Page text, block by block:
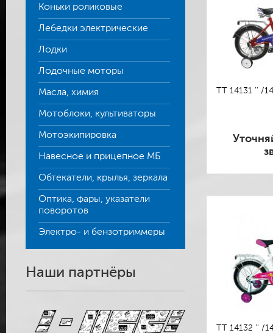
Коньки роликовые
Лебедки электрические
Лодки
Лодочные моторы
Масла, химия
Мотоблоки, культиваторы
Мотоэкипировка
Навесное и прицепное МБ
Обтекатели, крылья, зеркала
Оптика, фары, указатели
поворотов
Электро- и бензотриммеры
Наши партнёры
TT 14131 '' /
TT 14132 '' /